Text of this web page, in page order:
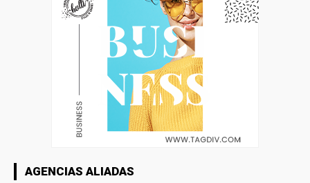
AGENCIAS ALIADAS